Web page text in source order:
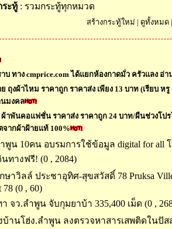
ระทู้ : รวมกระทู้ทุกหมวด
สร้างกระทู้ใหม่ | ดูทั้งหมด
บ ทาง cmprice.com ได้แยกห้องกาดมั่ว ครัวแลง อ่
ถุงผ้าไหม ราคาถูก ราคาส่ง เพียง 13 บาท (เรียบ ห
นมงคล
าพันคอแฟชั่น ราคาส่ง ราคาถูก 24 บาท/ผืนช่วงโป
ากผ้าฝ้ายแท้ 100%
พูน 10คน อบรมการใช้ข้อมูล digital for all
ทางฟรี! (0 , 2084)
าวิลล์ ประชาอุทิศ-สุขสวัสดิ์ 78 Pruksa Ville
78 (0 , 60)
จว.ลำพูน จับกุมยาบ้า 335,400 เม็ด (0 ,
บ้านโฮ่ง.ลำพูน ลงตรวจหาสารเสพติดในปัส